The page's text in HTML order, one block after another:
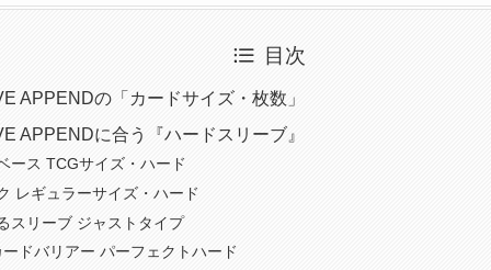
目次
APPENDの「カードサイズ・枚数」
APPENDに合う『ハードスリーブ』
ース TCGサイズ・ハード
レギュラーサイズ・ハード
スリーブ ジャストタイプ
ドバリアー パーフェクトハード